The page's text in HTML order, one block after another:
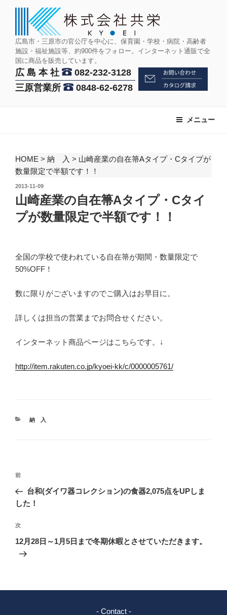
広島市・三原市の官公庁を中心に、保育園・学校・病院・高齢者
施設・福祉施設等、約900件をフォロー。インターネット通販で全
国に商品を販売しています。
広 島 本 社
082-232-3128
三原営業所
0848-62-6278
メニュー
HOME > 納 入 > 山崎産業の自在箒Aタイプ・Cタイプが
数量限定で半額です！！
投
日:
2013-11-09
山崎産業の自在箒Aタイプ・Cタイ
プが数量限定で半額です！！
全国の学校で使われている自在箒が期間・数量限定で
50%OFF！
数に限りがございますのでご購入はお早目に。
詳しくは担当の営業までお問合せください。
インターネット商品ページはこちらです。↓
http://item.rakuten.co.jp/kyoei-kk/c/0000005761/
カ
納 入
投
ナ
ゲ
ー
シ
前
の
投
前
台和(ダイワ器コレクション)の食器2,075点をUPしま
した！
次
の
次
12月28日～1月5日まで冬期休暇とさせていただきます。
- Contact -